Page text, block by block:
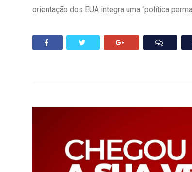
orientação dos EUA integra uma “política